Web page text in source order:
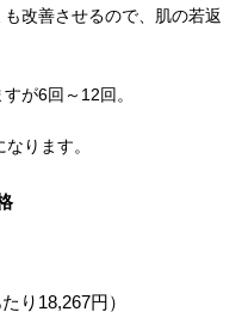
改善させるので、肌の若返
が6回～12回。
ります。
り18,267円）